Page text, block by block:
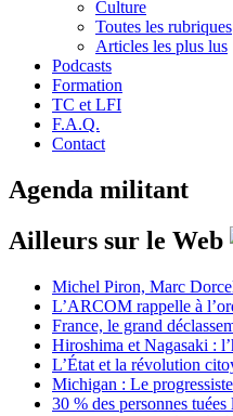
Culture
Toutes les rubriques
Articles les plus lus
Podcasts
Formation
TC et LFI
F.A.Q.
Contact
Agenda militant
Ailleurs sur le Web
Michel Piron, Marc
L’ARCOM rappelle à
France, le grand
Hiroshima et Nagasaki :
L’État et la révolution
Michigan : Le
30 % des personnes